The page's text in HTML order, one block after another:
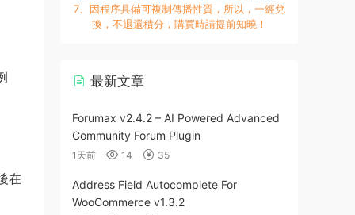
在
7、因程序具備可複制傳播性質，所以，一經兌
換，不退還積分，購買時請提前知曉！
最新文章
Forumax v2.4.2 – AI Powered Advanced
Community Forum Plugin
1天前 14 35
Address Field Autocomplete For
WooCommerce v1.3.2